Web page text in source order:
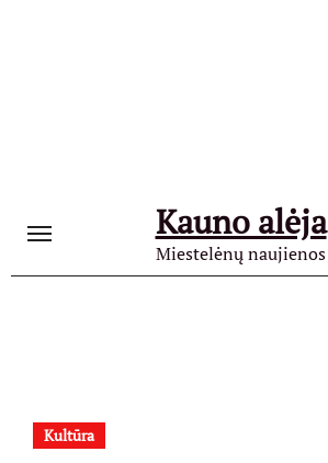
Kauno alėja
Miestelėnų naujienos
Kultūra